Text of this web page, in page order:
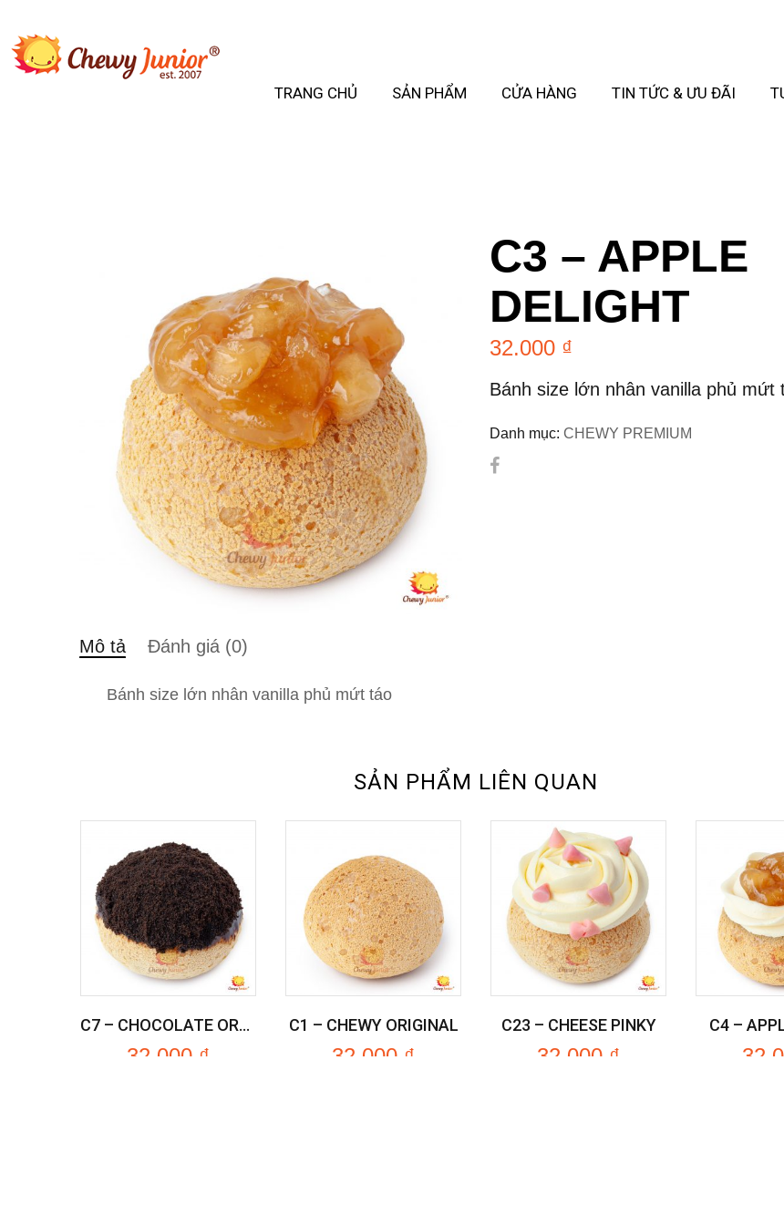
TRANG CHỦ SẢN PHẨM CỬA HÀNG TIN TỨC & ƯU ĐÃI
C3 – APPLE
DELIGHT
32.000 ₫
Bánh size lớn nhân vanilla phủ mứt
Danh mục: CHEWY PREMIUM
Mô tả Đánh giá (0)
Bánh size lớn nhân vanilla phủ mứt táo
SẢN PHẨM LIÊN QUAN
C7 – CHOCOLATE OREO CRUNCH
32.000 ₫
C1 – CHEWY ORIGINAL
32.000 ₫
C23 – CHEESE PINKY
32.000 ₫
C4 –